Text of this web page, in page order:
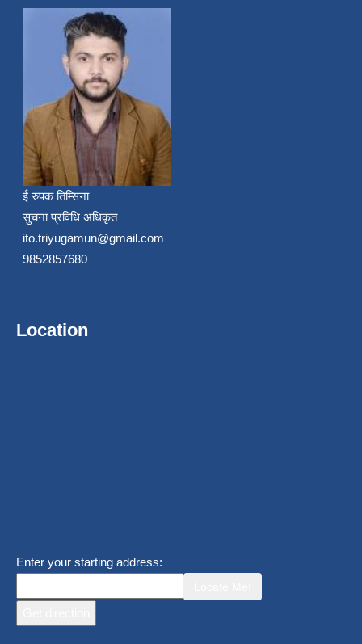
ई रुपक तिम्सिना
सुचना प्रविधि अधिकृत
ito.triyugamun@gmail.com
9852857680
Location
Enter your starting address: